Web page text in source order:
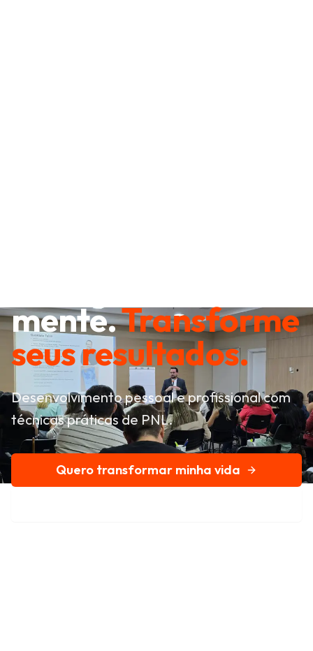
mente.Transforme
seus resultados.
Desenvolvimento pessoal e profissional com
técnicas práticas de PNL.
Quero transformar minha vida